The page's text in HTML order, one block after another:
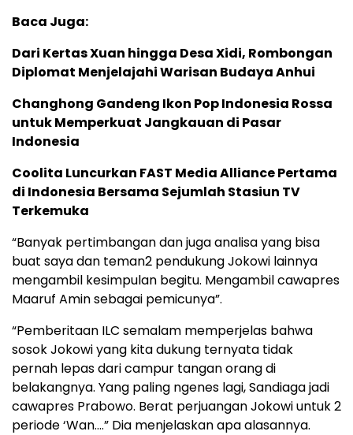
Baca Juga:
Dari Kertas Xuan hingga Desa Xidi, Rombongan
Diplomat Menjelajahi Warisan Budaya Anhui
Changhong Gandeng Ikon Pop Indonesia Rossa
untuk Memperkuat Jangkauan di Pasar
Indonesia
Coolita Luncurkan FAST Media Alliance Pertama
di Indonesia Bersama Sejumlah Stasiun TV
Terkemuka
“Banyak pertimbangan dan juga analisa yang bisa
buat saya dan teman2 pendukung Jokowi lainnya
mengambil kesimpulan begitu. Mengambil cawapres
Maaruf Amin sebagai pemicunya”.
“Pemberitaan ILC semalam memperjelas bahwa
sosok Jokowi yang kita dukung ternyata tidak
pernah lepas dari campur tangan orang di
belakangnya. Yang paling ngenes lagi, Sandiaga jadi
cawapres Prabowo. Berat perjuangan Jokowi untuk 2
periode ‘Wan….” Dia menjelaskan apa alasannya.